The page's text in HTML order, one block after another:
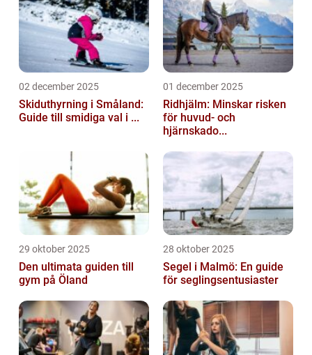
02 december 2025
Skiduthyrning i Småland:
Guide till smidiga val i ...
01 december 2025
Ridhjälm: Minskar risken
för huvud- och
hjärnskado...
29 oktober 2025
Den ultimata guiden till
gym på Öland
28 oktober 2025
Segel i Malmö: En guide
för seglingsentusiaster